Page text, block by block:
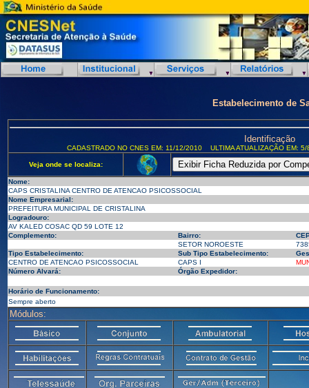
Estabelecimento de
Identificação
CADASTRADO NO CNES EM: 11/12/2010 ULTIMA ATUALIZAÇÃO EM:
Veja onde se localiza:
Nome:
CAPS CRISTALINA CENTRO DE ATENCAO PSICOSSOCIAL
Nome Empresarial:
PREFEITURA MUNICIPAL DE CRISTALINA
Logradouro:
AV KALED COSAC QD 59 LOTE 12
Complemento:
Bairro:
SETOR NOROESTE
Tipo Estabelecimento:
Sub Tipo Estabelecimento:
CENTRO DE ATENCAO PSICOSSOCIAL
CAPS I
Número Alvará:
Órgão Expedidor:
Horário de Funcionamento:
Sempre aberto
Módulos: